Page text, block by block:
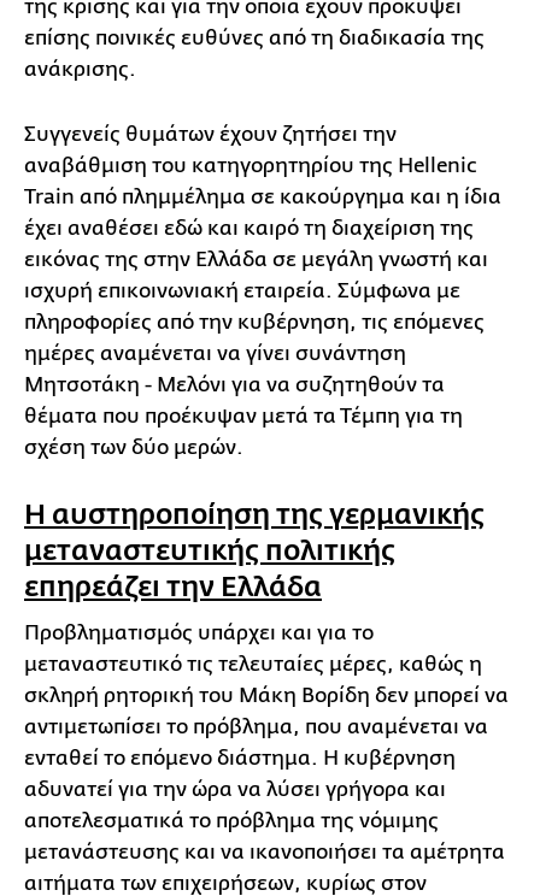
της κρίσης και για την οποία έχουν προκύψει
επίσης ποινικές ευθύνες από τη διαδικασία της
ανάκρισης.
Συγγενείς θυμάτων έχουν ζητήσει την
αναβάθμιση του κατηγορητηρίου της Hellenic
Train από πλημμέλημα σε κακούργημα και η ίδια
έχει αναθέσει εδώ και καιρό τη διαχείριση της
εικόνας της στην Ελλάδα σε μεγάλη γνωστή και
ισχυρή επικοινωνιακή εταιρεία. Σύμφωνα με
πληροφορίες από την κυβέρνηση, τις επόμενες
ημέρες αναμένεται να γίνει συνάντηση
Μητσοτάκη - Μελόνι για να συζητηθούν τα
θέματα που προέκυψαν μετά τα Τέμπη για τη
σχέση των δύο μερών.
Η αυστηροποίηση της γερμανικής
μεταναστευτικής πολιτικής
επηρεάζει την Ελλάδα
Προβληματισμός υπάρχει και για το
μεταναστευτικό τις τελευταίες μέρες, καθώς η
σκληρή ρητορική του Μάκη Βορίδη δεν μπορεί να
αντιμετωπίσει το πρόβλημα, που αναμένεται να
ενταθεί το επόμενο διάστημα. Η κυβέρνηση
αδυνατεί για την ώρα να λύσει γρήγορα και
αποτελεσματικά το πρόβλημα της νόμιμης
μετανάστευσης και να ικανοποιήσει τα αμέτρητα
αιτήματα των επιχειρήσεων, κυρίως στον